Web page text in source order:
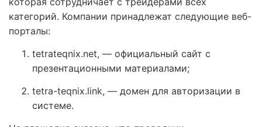
категорий. Компании принадлежат следующие веб-
порталы:
tetrateqnix.net, — официальный сайт с
презентационными материалами;
tetra-teqnix.link, — домен для авторизации в
системе.